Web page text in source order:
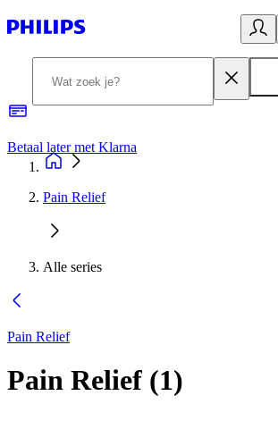
Betaal later met Klarna
Pain Relief
Alle series
Pain Relief
Pain Relief (1)